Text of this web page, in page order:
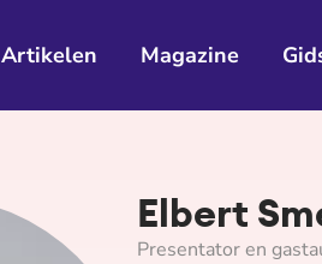
Artikelen Magazine
Elbert
Presentator en